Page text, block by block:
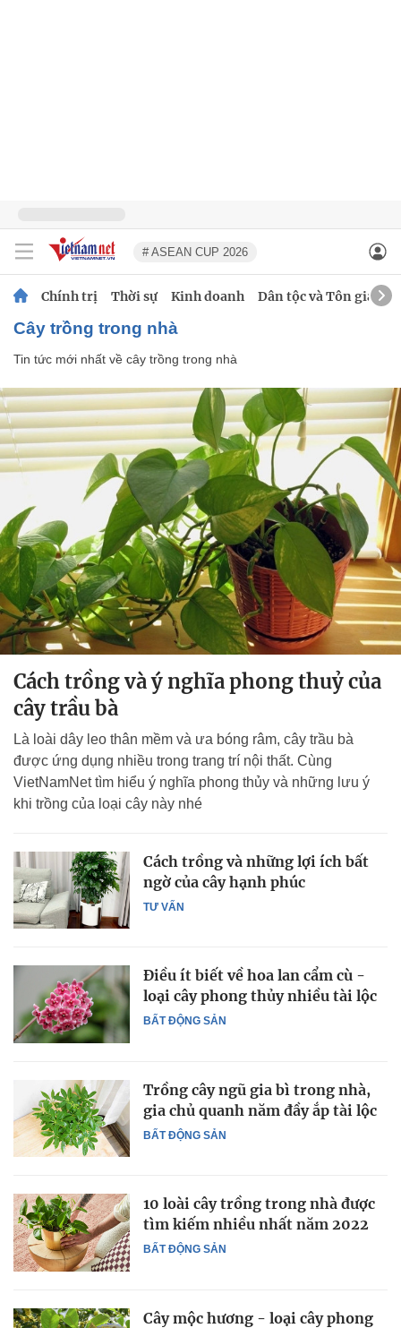
# ASEAN CUP 2026
Chính trị Thời sự Kinh doanh Dân tộc và Tôn giáo
cây trồng trong nhà
Tin tức mới nhất về cây trồng trong nhà
Cách trồng và ý nghĩa phong thuỷ của
cây trầu bà
Là loài dây leo thân mềm và ưa bóng râm, cây trầu bà
được ứng dụng nhiều trong trang trí nội thất. Cùng
VietNamNet tìm hiểu ý nghĩa phong thủy và những lưu ý
khi trồng của loại cây này nhé
TƯ VẤN
Cách trồng và những lợi ích bất
ngờ của cây hạnh phúc
BẤT ĐỘNG SẢN
Điều ít biết về hoa lan cẩm cù -
loại cây phong thủy nhiều tài lộc
BẤT ĐỘNG SẢN
Trồng cây ngũ gia bì trong nhà,
gia chủ quanh năm đầy ắp tài lộc
BẤT ĐỘNG SẢN
10 loài cây trồng trong nhà được
tìm kiếm nhiều nhất năm 2022
Cây mộc hương - loại cây phong